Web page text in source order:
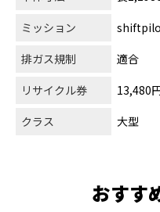
ミッション
排ガス規制
適合
リサイクル券
13,480
クラス
大型
おすす